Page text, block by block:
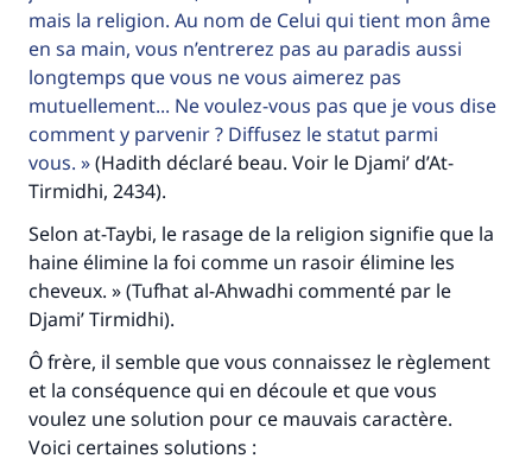
mais la religion. Au nom de Celui qui tient mon âme
en sa main, vous n’entrerez pas au paradis aussi
longtemps que vous ne vous aimerez pas
mutuellement... Ne voulez-vous pas que je vous dise
comment y parvenir ? Diffusez le statut parmi
vous.
(Hadith déclaré beau. Voir le Djami’ d’At-
Tirmidhi, 2434).
Selon at-Taybi, le rasage de la religion signifie que la
haine élimine la foi comme un rasoir élimine les
cheveux. » (Tufhat al-Ahwadhi commenté par le
Djami’ Tirmidhi).
Ô frère, il semble que vous connaissez le règlement
et la conséquence qui en découle et que vous
voulez une solution pour ce mauvais caractère.
Voici certaines solutions :
Faites une différence dans la vie de
contribution
Aidez nous à apporter des réponses.